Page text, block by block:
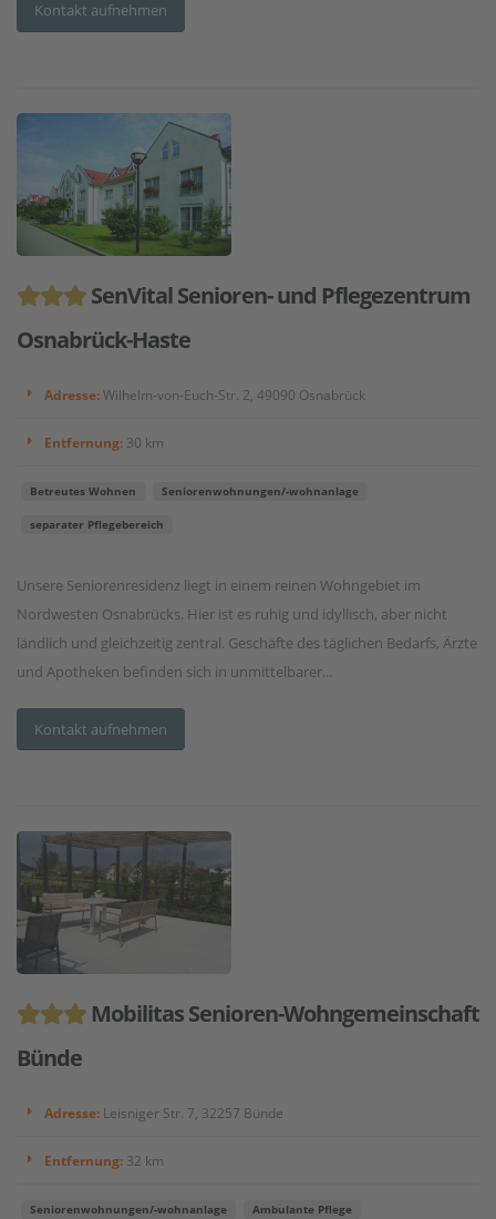
Kontakt aufnehmen
SenVital Senioren- und Pflegezentrum
Osnabrück-Haste
Adresse:Wilhelm-von-Euch-Str. 2, 49090 Osnabrück
Entfernung: 30 km
Betreutes Wohnen Seniorenwohnungen/-wohnanlage
separater Pflegebereich
Unsere Seniorenresidenz liegt in einem reinen Wohngebiet im
Nordwesten Osnabrücks. Hier ist es ruhig und idyllisch, aber nicht
ländlich und gleichzeitig zentral. Geschäfte des täglichen Bedarfs, Ärzte
und Apotheken befinden sich in unmittelbarer...
Kontakt aufnehmen
Mobilitas Senioren-Wohngemeinschaft
Bünde
Adresse: Leisniger Str. 7, 32257 Bünde
Entfernung: 32 km
Seniorenwohnungen/-wohnanlage Ambulante Pflege